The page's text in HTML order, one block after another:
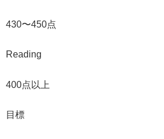
430〜450点
Reading
400点以上
目標